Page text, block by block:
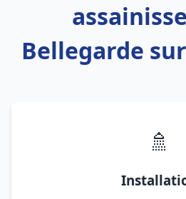
Bellegarde
🚿